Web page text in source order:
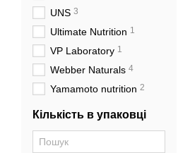
UNS 3
Ultimate Nutrition 1
VP Laboratory 1
Webber Naturals 4
Yamamoto nutrition 2
Кількість в упаковці